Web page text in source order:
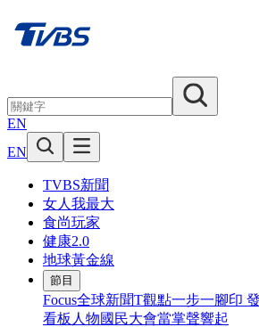
EN
EN
TVBS新聞
女人我最大
食尚玩家
健康2.0
地球黃金線
節目
Focus全球新聞T觀點一步一腳印
看板人物國民大會當掌聲響起